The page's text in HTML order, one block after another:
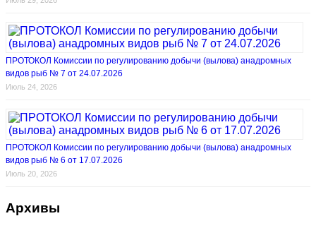
ПРОТОКОЛ Комиссии по регулированию добычи (вылова) анадромных
видов рыб № 7 от 24.07.2026
Июль 24, 2026
ПРОТОКОЛ Комиссии по регулированию добычи (вылова) анадромных
видов рыб № 6 от 17.07.2026
Июль 20, 2026
Архивы